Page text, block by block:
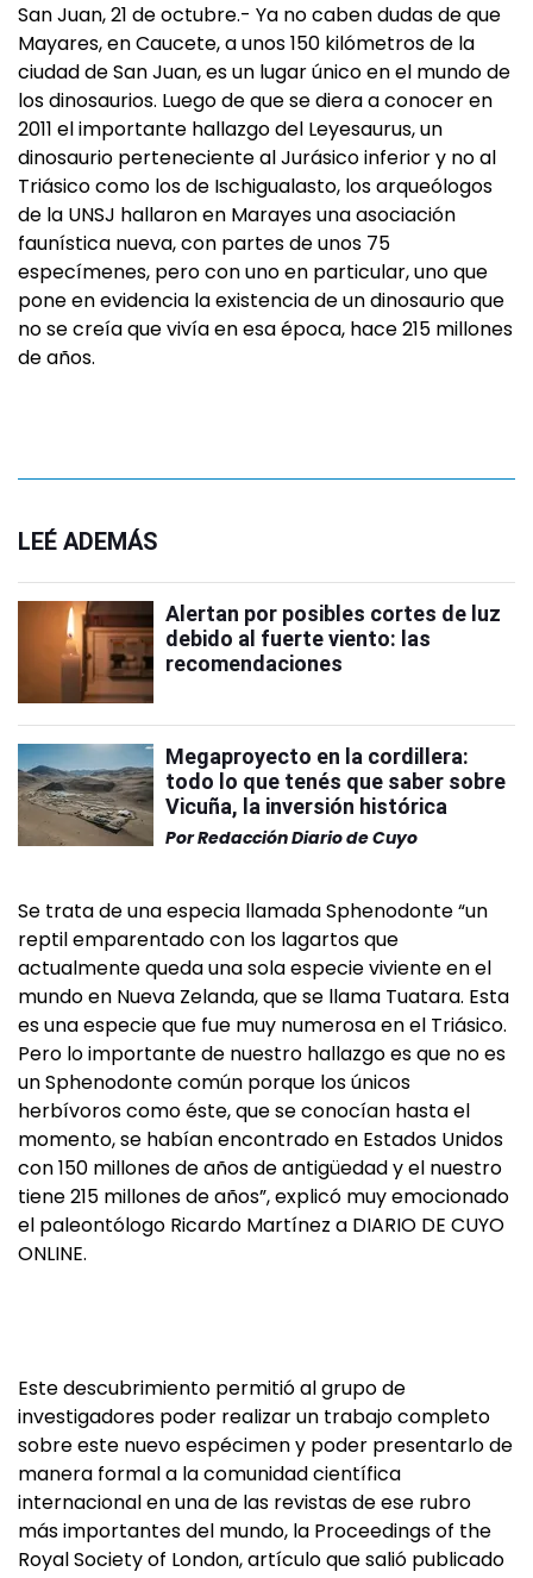
San Juan, 21 de octubre.- Ya no caben dudas de que
Mayares, en Caucete, a unos 150 kilómetros de la
ciudad de San Juan, es un lugar único en el mundo de
los dinosaurios. Luego de que se diera a conocer en
2011 el importante hallazgo del Leyesaurus, un
dinosaurio perteneciente al Jurásico inferior y no al
Triásico como los de Ischigualasto, los arqueólogos
de la UNSJ hallaron en Marayes una asociación
faunística nueva, con partes de unos 75
especímenes, pero con uno en particular, uno que
pone en evidencia la existencia de un dinosaurio que
no se creía que vivía en esa época, hace 215 millones
de años.
LEÉ ADEMÁS
Alertan por posibles cortes de luz
debido al fuerte viento: las
recomendaciones
Megaproyecto en la cordillera:
todo lo que tenés que saber sobre
Vicuña, la inversión histórica
PorRedacción Diario de Cuyo
Se trata de una especia llamada Sphenodonte “un
reptil emparentado con los lagartos que
actualmente queda una sola especie viviente en el
mundo en Nueva Zelanda, que se llama Tuatara. Esta
es una especie que fue muy numerosa en el Triásico.
Pero lo importante de nuestro hallazgo es que no es
un Sphenodonte común porque los únicos
herbívoros como éste, que se conocían hasta el
momento, se habían encontrado en Estados Unidos
con 150 millones de años de antigüedad y el nuestro
tiene 215 millones de años”, explicó muy emocionado
el paleontólogo Ricardo Martínez a DIARIO DE CUYO
ONLINE.
Este descubrimiento permitió al grupo de
investigadores poder realizar un trabajo completo
sobre este nuevo espécimen y poder presentarlo de
manera formal a la comunidad científica
internacional en una de las revistas de ese rubro
más importantes del mundo, la Proceedings of the
Royal Society of London, artículo que salió publicado